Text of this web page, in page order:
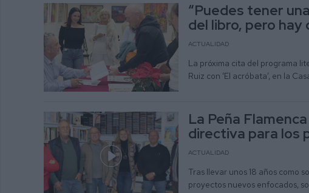
“Puedes tener
del libro, pero hay
ACTUALIDAD
La próxima cita del programa
Ruiz con ‘El acróbata’, en la
La Peña
directiva para los
ACTUALIDAD
Tras llevar unos 18 años como
proyectos nuevos enfocados,